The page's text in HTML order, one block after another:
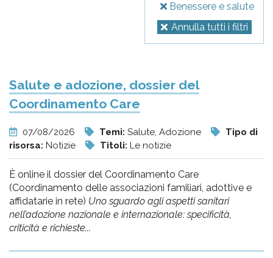
Benessere e salute
Annulla tutti i filtri
Salute e adozione, dossier del
Coordinamento Care
07/08/2026 Temi: Salute, Adozione
Tipo di
risorsa: Notizie Titoli: Le notizie
È online il dossier del Coordinamento Care
(Coordinamento delle associazioni familiari, adottive e
affidatarie in rete) Uno sguardo agli aspetti sanitari
nell’adozione nazionale e internazionale: specificità,
criticità e richieste...